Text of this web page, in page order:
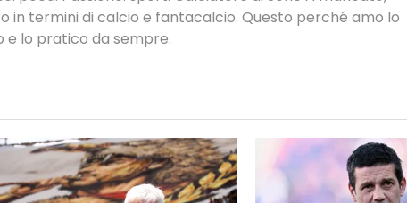
in termini di calcio e fantacalcio. Questo perché amo lo
e lo pratico da sempre.